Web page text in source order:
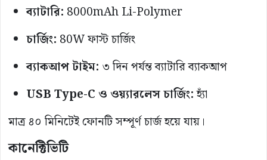
ব্যাটারি: 8000mAh Li-Polymer
চার্জিং: 80W ফাস্ট চার্জিং
ব্যাকআপ টাইম: ৩ দিন পর্যন্ত ব্যাটারি ব্যাকআপ
USB Type-C ও ওয়্যারলেস চার্জিং:হ্যাঁ
মাত্র ৪০ মিনিটেই ফোনটি সম্পূর্ণ চার্জ হয়ে যায়।
কানেক্টিভিটি